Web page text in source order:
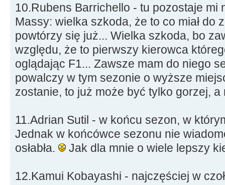
10.Rubens Barrichello - tu pozostaje mi
Massy: wielka szkoda, że to co miał do
powtórzy się już... Wielka szkoda, bo
względu, że to pierwszy kierowca
oglądając F1... Zawsze mam do niego
powalczy w tym sezonie o wyższe
zostanie, to już może być tylko gorzej, a
11.Adrian Sutil - w końcu sezon, w
Jednak w końcówce sezonu nie
osłabła.
Jak dla mnie o wiele lepszy
12.Kamui Kobayashi - najczęściej w